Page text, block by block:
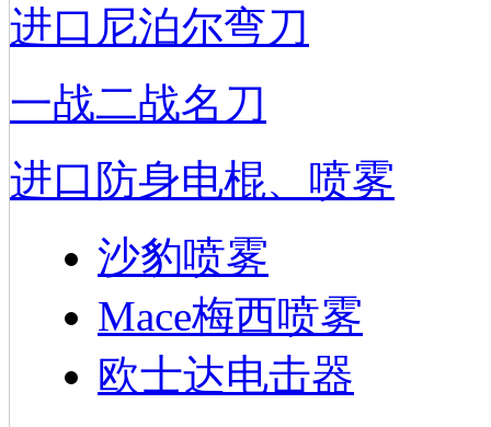
进口尼泊尔弯刀
一战二战名刀
进口防身电棍、喷雾
沙豹喷雾
Mace梅西喷雾
欧士达电击器